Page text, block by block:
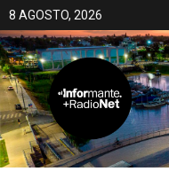
8 AGOSTO, 2026